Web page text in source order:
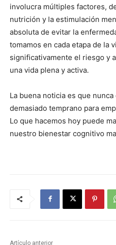
involucra múltiples factores,
nutrición y la estimulación
absoluta de evitar la
tomamos en cada etapa de la
significativamente el riesgo y
una vida plena y activa.
La buena noticia es que
demasiado temprano para
Lo que hacemos hoy puede
nuestro bienestar cognitivo
Artículo anterior